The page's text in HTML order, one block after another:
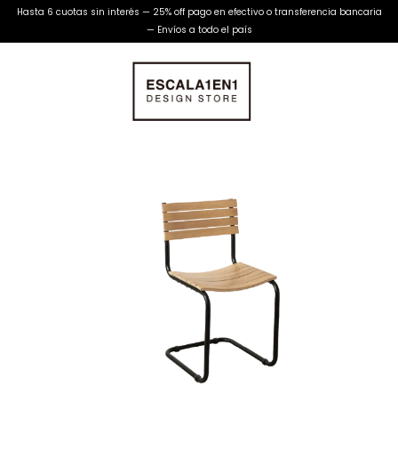
Hasta 6 cuotas sin interés — 25% off pago en efectivo o transferencia bancaria
— Envíos a todo el país